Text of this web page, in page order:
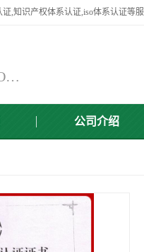
主营：ISO9001认证、ISO14001认证、ISO认证、ISO22000认证、ISO/TS16949认证,FSC森林认证
公司介绍